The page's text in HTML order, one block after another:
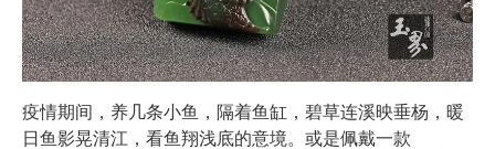
疫情期间，养几条小鱼，隔着鱼缸，碧草连溪映垂杨，暖
日鱼影晃清江，看鱼翔浅底的意境。或是佩戴一款